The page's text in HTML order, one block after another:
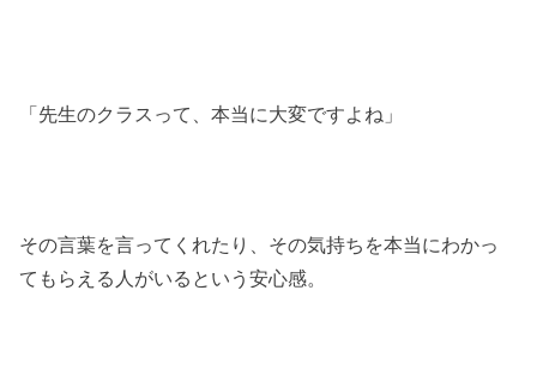
「先生のクラスって、本当に大変ですよね」
その言葉を言ってくれたり、その気持ちを本当にわかっ
てもらえる人がいるという安心感。